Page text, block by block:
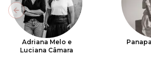
Adriana Melo e
Luciana Câmara
Previous slide